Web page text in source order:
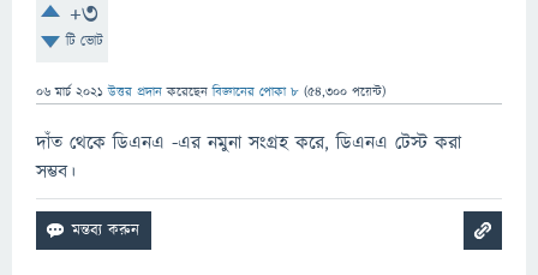
+3
টি ভোট
06 মার্চ 2021 উত্তর প্রদান করেছেনবিজ্ঞানের পোকা ৮ (54,300 পয়েন্ট)
দাঁত থেকে ডিএনএ -এর নমুনা সংগ্রহ করে, ডিএনএ টেস্ট করা
সম্ভব।